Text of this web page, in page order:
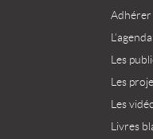
Adhérer
Les
Les
Les
Livres